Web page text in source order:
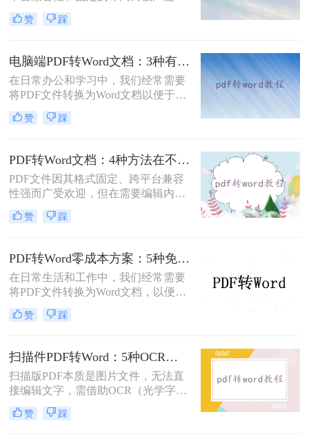
用。然而，在需要对内容进行编辑
时，我们往往需要将其转换为Word文
呢？本文将介绍三种常用的免费方法
来实现这一目标。
赞 踩
电脑端PDF转Word文档：3种有效方法的具体操作步骤！
在日常办公和学习中，我们经常需要
将PDF文件转换为Word文档以便于编
辑和修改。那么电脑上pdf怎么转换成
word文档呢？本文将介绍三种将PDF
完成PDF到Word的转换。
赞 踩
PDF转Word文档：4种方法在不同文件类型下的转换效果！
PDF文件因其格式固定、跨平台兼容
性强而广受欢迎，但在需要编辑内容
时，将其转换为可编辑的Word文档成
为刚需。那么pdf怎么转换成word文档
法，助您高效完成格式转换。
赞 踩
PDF转Word零成本方案：5种免费路径的适用边界和效果评估！
在日常生活和工作中，我们经常需要
将PDF文件转换为Word文档，以便进
行编辑、修改或进一步处理。然而，
市面上许多PDF转Word工具都需要付
钱呢？本文将介绍几种不花钱的常用
方法，帮助您轻松实现PDF到Word的
转换。
赞 踩
扫描件PDF转Word：5种OCR方案的识别精度和速度对比！
扫描版PDF本质是图片文件，无法直
接编辑文字，需借助OCR（光学字符
识别）技术提取文字并转换为可编辑
的Word格式。那么扫描pdf怎么转换
赞 踩